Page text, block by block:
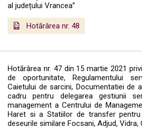
al județului Vrancea”
Hotărârea nr. 48
Hotărârea nr. 47 din 15 martie 2021
de oportunitate, Regulamentului
Caietului de sarcini, Documentatiei de
cadru pentru delegarea gestiunii
management a Centrului de
Haret si a Statiilor de transfer
deseurile similare Focsani, Adjud, Vidra,